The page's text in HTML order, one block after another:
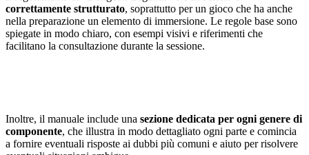
correttamente strutturato, soprattutto per un gioco che ha anche
nella preparazione un elemento di immersione. Le regole base sono
spiegate in modo chiaro, con esempi visivi e riferimenti che
facilitano la consultazione durante la sessione.
Inoltre, il manuale include una sezione dedicata per ogni genere di
componente, che illustra in modo dettagliato ogni parte e comincia
a fornire eventuali risposte ai dubbi più comuni e aiuto per risolvere